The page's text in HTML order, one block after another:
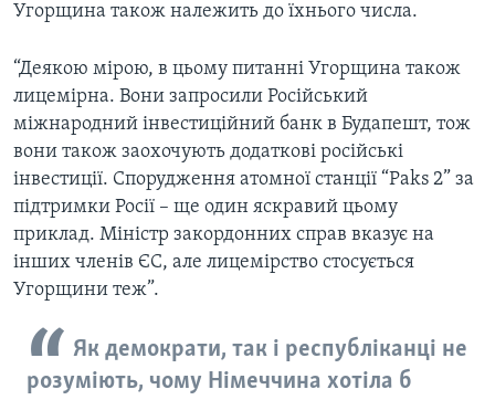
Угорщина також належить до їхнього числа.
“Деякою мірою, в цьому питанні Угорщина також
лицемірна. Вони запросили Російський
міжнародний інвестиційний банк в Будапешт, тож
вони також заохочують додаткові російські
інвестиції. Спорудження атомної станції “Paks 2” за
підтримки Росії – ще один яскравий цьому
приклад. Міністр закордонних справ вказує на
інших членів ЄС, але лицемірство стосується
Угорщини теж”.
Як демократи, так і республіканці не
розуміють, чому Німеччина хотіла б